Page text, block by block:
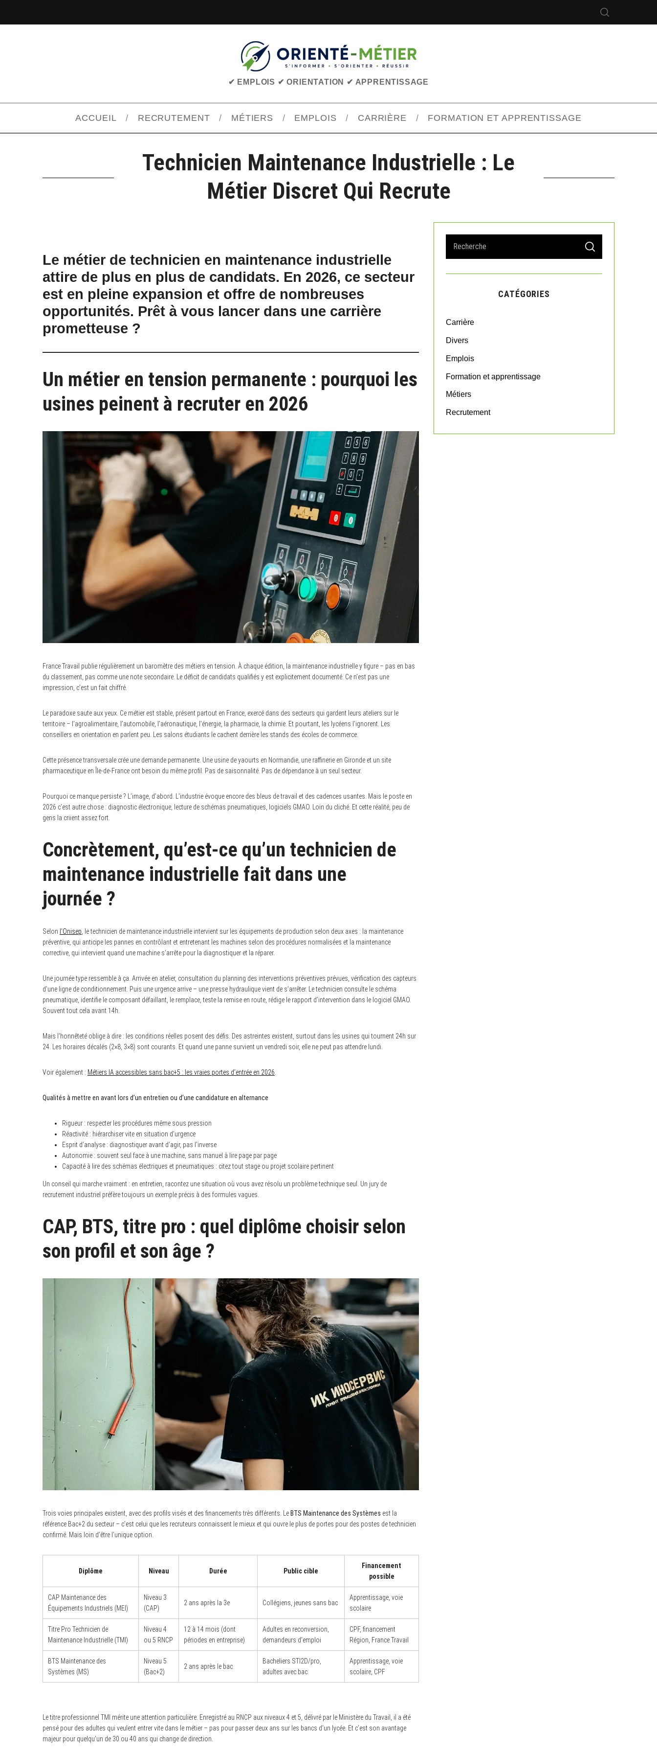
✔ EMPLOIS ✔ ORIENTATION ✔ APPRENTISSAGE
ACCUEIL RECRUTEMENT MÉTIERS EMPLOIS CARRIÈRE FORMATION ET APPRENTISSAGE
Technicien Maintenance Industrielle : Le
Métier Discret Qui Recrute
Le métier de technicien en maintenance industrielle
attire de plus en plus de candidats. En 2026, ce secteur
est en pleine expansion et offre de nombreuses
opportunités. Prêt à vous lancer dans une carrière
prometteuse ?
Un métier en tension permanente : pourquoi les
usines peinent à recruter en 2026
France Travail publie régulièrement un baromètre des métiers en tension. À chaque édition, la maintenance industrielle y figure – pas en bas
du classement, pas comme une note secondaire. Le déficit de candidats qualifiés y est explicitement documenté. Ce n’est pas une
impression, c’est un fait chiffré.
Le paradoxe saute aux yeux. Ce métier est stable, présent partout en France, exercé dans des secteurs qui gardent leurs ateliers sur le
territoire – l’agroalimentaire, l’automobile, l’aéronautique, l’énergie, la pharmacie, la chimie. Et pourtant, les lycéens l’ignorent. Les
conseillers en orientation en parlent peu. Les salons étudiants le cachent derrière les stands des écoles de commerce.
Cette présence transversale crée une demande permanente. Une usine de yaourts en Normandie, une raffinerie en Gironde et un site
pharmaceutique en Île-de-France ont besoin du même profil. Pas de saisonnalité. Pas de dépendance à un seul secteur.
Pourquoi ce manque persiste ? L’image, d’abord. L’industrie évoque encore des bleus de travail et des cadences usantes. Mais le poste en
2026 c’est autre chose : diagnostic électronique, lecture de schémas pneumatiques, logiciels GMAO. Loin du cliché. Et cette réalité, peu de
gens la criient assez fort.
Concrètement, qu’est-ce qu’un technicien de
maintenance industrielle fait dans une
journée ?
Selon l’Onisep , le technicien de maintenance industrielle intervient sur les équipements de production selon deux axes : la maintenance
préventive, qui anticipe les pannes en contrôlant et entretenant les machines selon des procédures normalisées et la maintenance
corrective, qui intervient quand une machine s’arrête pour la diagnostiquer et la réparer.
Une journée type ressemble à ça. Arrivée en atelier, consultation du planning des interventions préventives prévues, vérification des capteurs
d’une ligne de conditionnement. Puis une urgence arrive – une presse hydraulique vient de s’arrêter. Le technicien consulte le schéma
pneumatique, identifie le composant défaillant, le remplace, teste la remise en route, rédige le rapport d’intervention dans le logiciel GMAO.
Souvent tout cela avant 14h.
Mais l’honnêteté oblige à dire : les conditions réelles posent des défis. Des astreintes existent, surtout dans les usines qui tournent 24h sur
24. Les horaires décalés (2×8, 3×8) sont courants. Et quand une panne survient un vendredi soir, elle ne peut pas attendre lundi.
Voir également : Métiers IA accessibles sans bac+5 : les vraies portes d’entrée en 2026
Qualités à mettre en avant lors d’un entretien ou d’une candidature en alternance
Rigueur : respecter les procédures même sous pression
Réactivité : hiérarchiser vite en situation d’urgence
Esprit d’analyse : diagnostiquer avant d’agir, pas l’inverse
Autonomie : souvent seul face à une machine, sans manuel à lire page par page
Capacité à lire des schémas électriques et pneumatiques : citez tout stage ou projet scolaire pertinent
Un conseil qui marche vraiment : en entretien, racontez une situation où vous avez résolu un problème technique seul. Un jury de
recrutement industriel préfère toujours un exemple précis à des formules vagues.
CAP, BTS, titre pro : quel diplôme choisir selon
son profil et son âge ?
Trois voies principales existent, avec des profils visés et des financements très différents. Le BTS Maintenance des Systèmes est la
référence Bac+2 du secteur – c’est celui que les recruteurs connaissent le mieux et qui ouvre le plus de portes pour des postes de technicien
confirmé. Mais loin d’être l’unique option.
Diplôme Niveau Durée Public cible
Financement
possible
CAP Maintenance des
Équipements Industriels (MEI)
Niveau 3
(CAP)
2 ans après la 3e Collégiens, jeunes sans bac
Apprentissage, voie
scolaire
Titre Pro Technicien de
Maintenance Industrielle (TMI)
Niveau 4
ou 5 RNCP
12 à 14 mois (dont
périodes en entreprise)
Adultes en reconversion,
demandeurs d’emploi
CPF, financement
Région, France Travail
BTS Maintenance des
Systèmes (MS)
Niveau 5
(Bac+2)
2 ans après le bac
Bacheliers STI2D/pro,
adultes avec bac
Apprentissage, voie
scolaire, CPF
Le titre professionnel TMI mérite une attention particulière. Enregistré au RNCP aux niveaux 4 et 5, délivré par le Ministère du Travail, il a été
pensé pour des adultes qui veulent entrer vite dans le métier – pas pour passer deux ans sur les bancs d’un lycée. Et c’est son avantage
majeur pour quelqu’un de 30 ou 40 ans qui change de direction.
a
r
o
S
A
C
CATÉGORIES
Carrière
Divers
Emplois
Formation et apprentissage
Métiers
Recrutement
e
a
c
o
r